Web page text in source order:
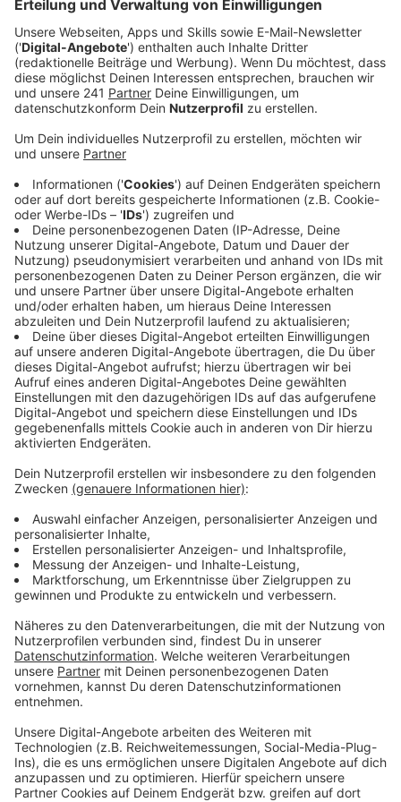
funktioniert hat, zeigen erneut aktuelle Zahlen der
Landesstatistiker.
Veröffentlicht:Mittwoch, 05.11.2025 07:06
Anzeige
zwei Jahren gegründet worden, damit hat unser
Bundesland mehr Neugründungen, als der Rest von
Deutschland im Schnitt vorweisen kann. Leverkusen
sticht außerdem besonders hervor – obwohl die Stadt
keine der größten in NRW ist, liegt sie hinter Herne auf
Platz zwei bei der Gründungsrate. Das heißt: Bei uns
ist es sogar etwa jedes zehnte Unternehmen, das sich
innerhalb der letzten zwei Jahre entschieden hat, sich
in Leverkusen anzusiedeln. Unsere Nachbarstadt Köln
liegt, auch aufgrund ihrer Größe, rein zahlenmäßig auf
Platz 1 der Neugründungen – 2023 waren es über
5.000.
Anzeige
Weitere Meldungen aus Leverkusen
Anzeige
Martinszüge in Leverkusen starten: Größter am
Wochenende
PFAS im Trinkwasser: Das ist der Stand in Leverkusen
pessimistisch